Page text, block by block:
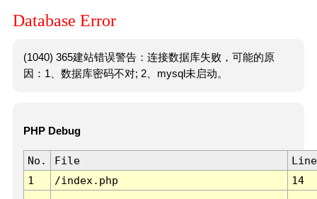
Database Error
(1040) 365建站错误警告：连接数据库失败，可能的原
因：1、数据库密码不对; 2、mysql未启动。
PHP Debug
No. File
Line
1
/index.php 14